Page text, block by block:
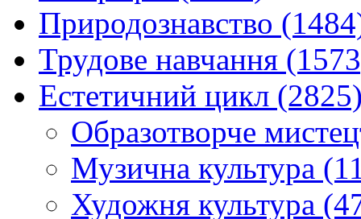
Природознавство
Трудове навчання
Естетичний цикл
Образотворче
Музична культура
Художня культура